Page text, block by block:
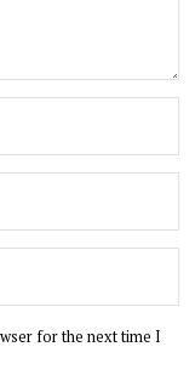
for the next time I